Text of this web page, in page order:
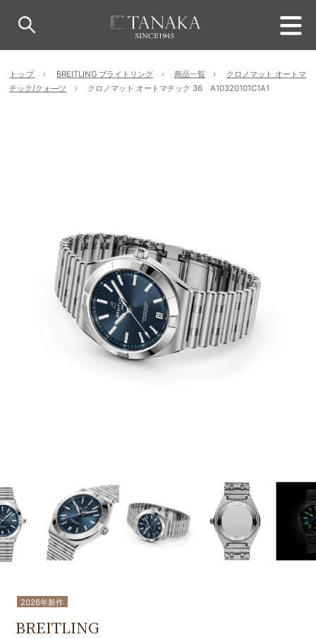
トップ BREITLING ブライトリング 商品一覧
クロノマット オートマ
チック/クォ―ツ
クロノマット オートマチック 36 A10320101C1A1
2026年新作
BREITLING